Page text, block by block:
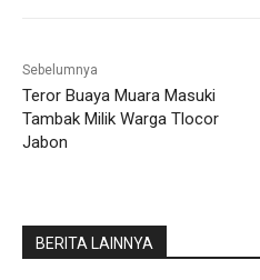
Sebelumnya
Teror Buaya Muara Masuki
Tambak Milik Warga Tlocor
Jabon
BERITA LAINNYA